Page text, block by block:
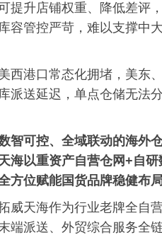
提升店铺权重、降低差评
容管控严苛，难以支撑中
西港口常态化拥堵，美东
派送延迟，单点仓储无法
智可控、全域联动的海外
海以重资产自营仓网+自
方位赋能国货品牌稳健布
威天海作为行业老牌全自
端派送、外贸综合服务全